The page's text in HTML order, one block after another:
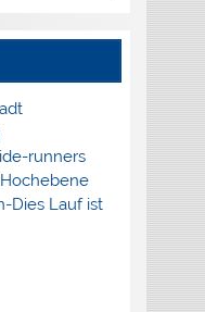
runners
Dies Lauf ist